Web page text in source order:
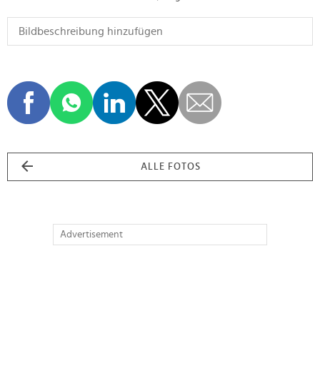
ALLE FOTOS
Advertisement